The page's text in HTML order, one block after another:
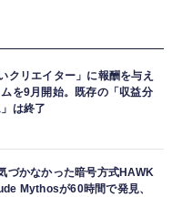
クリエイター」に報酬を与え
を9月開始。既存の「収益分
は終了
づかなかった暗号方式HAWK
Mythosが60時間で発見、